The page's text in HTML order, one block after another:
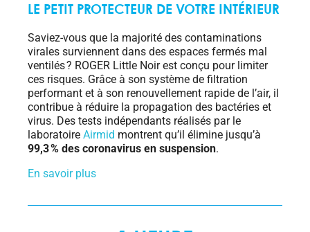
LE PETIT PROTECTEUR DE VOTRE INTÉRIEUR
Saviez-vous que la majorité des contaminations
virales surviennent dans des espaces fermés mal
ventilés ? ROGER Little Noir est conçu pour limiter
ces risques. Grâce à son système de filtration
performant et à son renouvellement rapide de l’air, il
contribue à réduire la propagation des bactéries et
virus. Des tests indépendants réalisés par le
laboratoire Airmid montrent qu’il élimine jusqu’à
99,3 % des coronavirus en suspension.
En savoir plus